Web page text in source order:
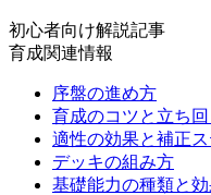
初心者向け解説記事
育成関連情報
序盤の進め方
育成のコツと立ち回
適性の効果と補正
デッキの組み方
基礎能力の種類と